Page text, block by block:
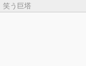
笑う巨塔